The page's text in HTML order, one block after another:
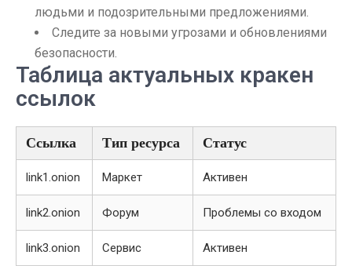
людьми и подозрительными предложениями.
Следите за новыми угрозами и обновлениями
безопасности.
Таблица актуальных кракен
ссылок
Ссылка Тип ресурса Статус
link1.onion Маркет Активен
link2.onion Форум Проблемы со входом
link3.onion Сервис Активен